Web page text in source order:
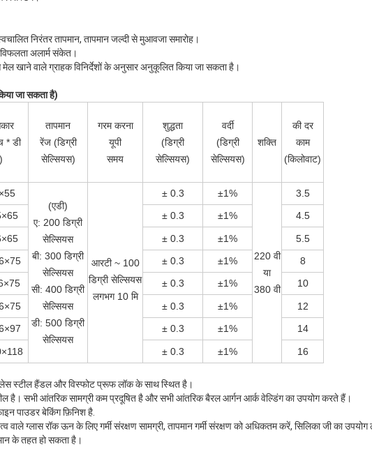
निरंतर तापमान, तापमान जल्दी से मुआवजा समारोह।
अलार्म संकेत।
खाने वाले ग्राहक विनिर्देशों के अनुसार अनुकूलित किया जा सकता है।
जा सकता है)
* डी
तापमान
रेंज (डिग्री
सेल्सियस)
गरम करना
यूपी
समय
शुद्धता
(डिग्री
सेल्सियस)
वर्दी
(डिग्री
सेल्सियस)
शक्ति
की दर
काम
(किलोवाट)
(एडी)
ए: 200 डिग्री
सेल्सियस
बी: 300 डिग्री
सेल्सियस
सी: 400 डिग्री
सेल्सियस
डी: 500 डिग्री
सेल्सियस
आरटी ~ 100
डिग्री सेल्सियस
लगभग 10 मि
± 0.3 ±1%
220 वी
या
380 वी
3.5
± 0.3 ±1% 4.5
± 0.3 ±1%
5.5
± 0.3 ±1%
8
± 0.3 ±1% 10
± 0.3 ±1%
12
± 0.3 ±1% 14
± 0.3 ±1% 16
स्टील हैंडल और विस्फोट प्रूफ लॉक के साथ स्थित है।
है। सभी आंतरिक सामग्री कम प्रदूषित है और सभी आंतरिक बैरल आर्गन आर्क वेल्डिंग का उपयोग करते हैं।
पाउडर बेकिंग फ़िनिश है.
ग्लास रॉक ऊन के लिए गर्मी संरक्षण सामग्री, तापमान गर्मी संरक्षण को अधिकतम करें, सिलिका जी का उपयोग
के तहत हो सकता है।